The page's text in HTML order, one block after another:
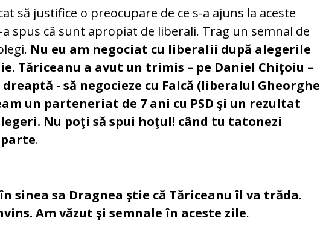
să justifice o preocupare de ce s-a ajuns la aceste
spus că sunt apropiat de liberali. Trag un semnal de
Nu eu am negociat cu liberalii după alegerile
Tăriceanu a avut un trimis – pe Daniel Chiţoiu –
- să negocieze cu Falcă (liberalul Gheorghe
un parteneriat de 7 ani cu PSD şi un rezultat
Nu poţi să spui hoţul! când tu tatonezi
.
sinea sa Dragnea ştie că Tăriceanu îl va trăda.
Am văzut şi semnale în aceste zile.